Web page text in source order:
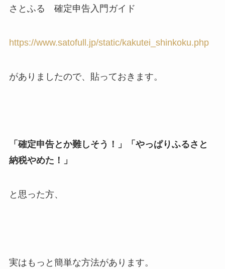
さとふる 確定申告入門ガイド
https://www.satofull.jp/static/kakutei_shinkoku.php
がありましたので、貼っておきます。
「確定申告とか難しそう！」「やっぱりふるさと
納税やめた！」
と思った方、
実はもっと簡単な方法があります。